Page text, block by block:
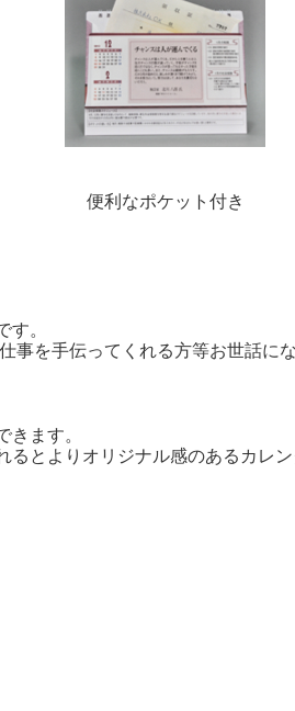
便利なポケット付き
。
事を手伝ってくれる方等お世話に
ます。
とよりオリジナル感のあるカレ